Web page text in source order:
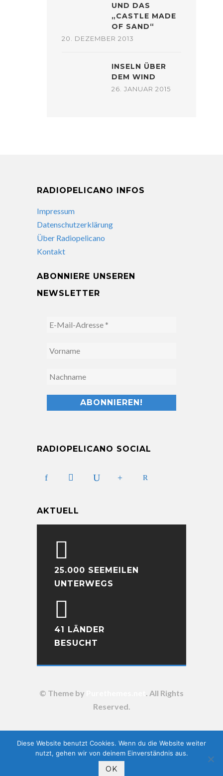
UND DAS
„CASTLE MADE
OF SAND“
20. DEZEMBER 2013
INSELN ÜBER
DEM WIND
26. JANUAR 2015
RADIOPELICANO INFOS
Impressum
Datenschutzerklärung
Über Radiopelicano
Kontakt
ABONNIERE UNSEREN
NEWSLETTER
RADIOPELICANO SOCIAL
AKTUELL
25.000 SEEMEILEN
UNTERWEGS
41 LÄNDER
BESUCHT
© Theme by
. All Rights
Reserved.
Diese Website benutzt Cookies. Wenn du die Website weiter
nutzt, gehen wir von deinem Einverständnis aus.
OK